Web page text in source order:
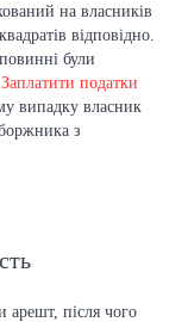
на власників
відповідно.
були
Заплатити податки
випадку власник
з
арешт, після чого